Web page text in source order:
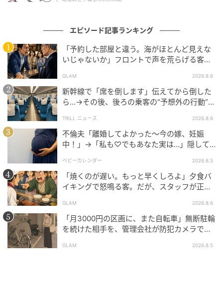
勤務。自身の経験をもとに妊娠、出産、育児の体験談
イラスト：sawawa
※ベビーカレンダーが独自に実施したアンケートで集
めた読者様の体験談をもとに記事化しています（回答
時期：2025年12月）
ムーンカレンダー編集室では、女性の体を知って、毎
月をもっとラクに快適に、女性の一生をサポートする
記事を配信しています。すべての女性の毎日がもっと
ラクに楽しくなりますように！
ベビーカレンダー編集部／ムーンカレンダー編集室
クリエイター情報
エピソード記事ランキング
「予約した部屋と違う。海がほとんど見えな
いじゃないか」フロントで声を荒らげる客。
GLAM 2026.8.6
新幹線で「席を倒します」伝えてから倒した
ら…→その後、後ろの乗客の“予想外の行動”に
TRILL ニュース 2026.8.6
不倫夫「離婚してよかった〜今の嫁、妊娠
中！」→「私も♡でもあなた実は…」隠して
ベビーカレンダー 2026.8.5
「焼くのが遅い。もっと早くしろよ」夕食バ
イキングで怒鳴る客。だが、スタッフが正論
GLAM 2026.8.6
「月3000円の区画に、また自転車」無断駐輪
を続けた相手を、管理会社が防犯カメラで特
GLAM 2026.8.5